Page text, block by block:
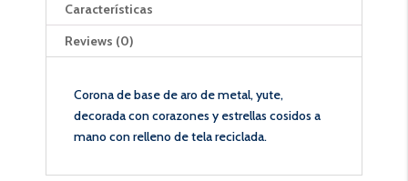
Características
Reviews (0)
Corona de base de aro de metal, yute,
decorada con corazones y estrellas cosidos a
mano con relleno de tela reciclada.